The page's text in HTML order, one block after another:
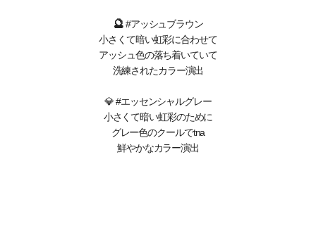
🔮#アッシュブラウン
小さくて暗い虹彩に合わせて
アッシュ色の落ち着いていて
洗練されたカラー演出
💎 #エッセンシャルグレー
小さくて暗い虹彩のために
グレー色のクールでtna
鮮やかなカラー演出